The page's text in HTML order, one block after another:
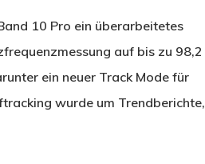
10 Pro ein überarbeitetes
auf bis zu 98,2
ein neuer Track Mode für
wurde um Trendberichte,